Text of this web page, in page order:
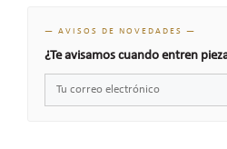
— AVISOS DE NOVEDADES —
¿Te avisamos cuando entren